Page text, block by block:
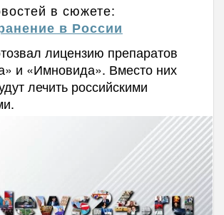
в сюжете:
в России
лицензию препаратов
и «Имновида». Вместо них
лечить российскими